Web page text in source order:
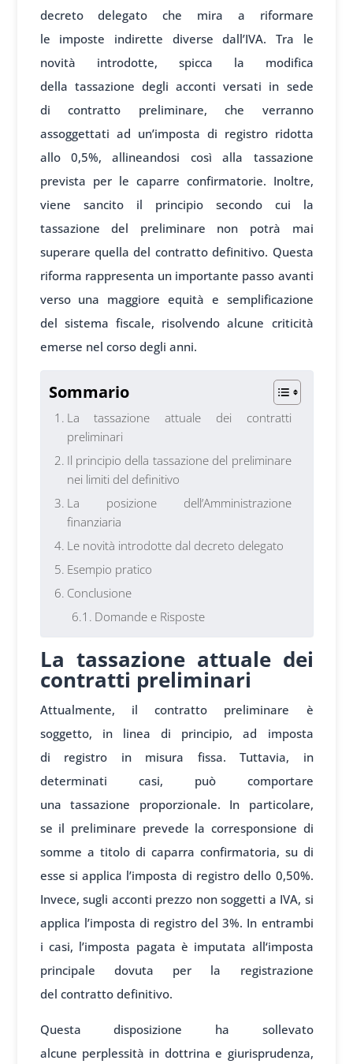
decreto delegato che mira a riformare
le imposte indirette diverse dall’IVA. Tra le
novità introdotte, spicca la modifica
della tassazione degli acconti versati in sede
di contratto preliminare, che verranno
assoggettati ad un’imposta di registro ridotta
allo 0,5%, allineandosi così alla tassazione
prevista per le caparre confirmatorie. Inoltre,
viene sancito il principio secondocui la
tassazione del preliminare non potrà mai
superare quella del contratto definitivo. Questa
riforma rappresenta un importante passo avanti
versouna maggiore equità e semplificazione
del sistema fiscale, risolvendo alcune criticità
emerse nel corsodegli anni.
Sommario
La tassazione attuale dei contratti
preliminari
Il principio della tassazione del preliminare
nei limiti del definitivo
La posizione dell’Amministrazione
finanziaria
Le novità introdotte dal decreto delegato
Esempio pratico
Conclusione
Domande e Risposte
La tassazione attuale dei
contratti preliminari
Attualmente, il contratto preliminare è
soggetto, inlinea di principio, ad imposta
di registro in misura fissa. Tuttavia, in
determinati casi, puòcomportare
una tassazione proporzionale. In particolare,
se il preliminare prevede la corresponsione di
somme a titolo di caparra confirmatoria, sudi
esse si applica l’imposta di registro dello 0,50%.
Invece, sugli acconti prezzo non soggetti a IVA, si
applica l’imposta di registro del 3%. In entrambi
i casi, l’imposta pagata è imputata all‘imposta
principale dovuta per la registrazione
del contratto definitivo.
Questa disposizione ha sollevato
alcune perplessità in dottrina e giurisprudenza,